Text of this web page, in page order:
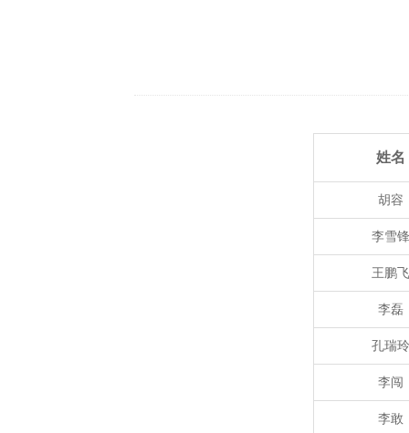
姓名
胡容
李雪锋
王鹏飞
李磊
孔瑞玲
李闯
李敢